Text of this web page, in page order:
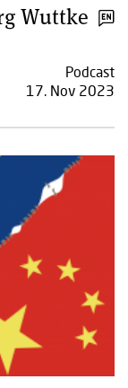
Wuttke
Podcast
17. Nov 2023